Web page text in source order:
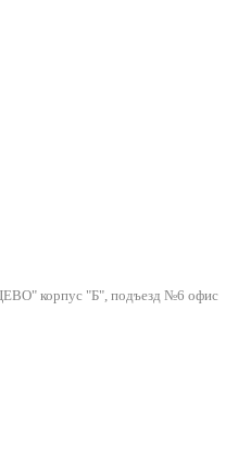
корпус "Б", подъезд №6 офис